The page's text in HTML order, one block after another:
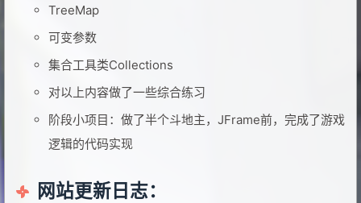
TreeMap
可变参数
集合工具类Collections
对以上内容做了一些综合练习
阶段小项目：做了半个斗地主，JFrame前，完成了游戏
逻辑的代码实现
网站更新日志：